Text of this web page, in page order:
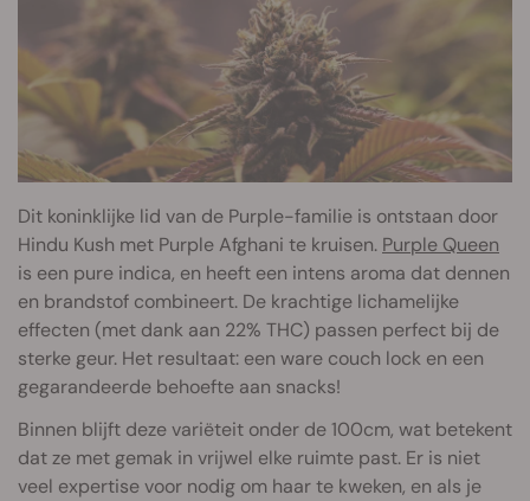
Dit koninklijke lid van de Purple-familie is ontstaan door
Hindu Kush met Purple Afghani te kruisen. Purple Queen
is een pure indica, en heeft een intens aroma dat dennen
en brandstof combineert. De krachtige lichamelijke
effecten (met dank aan 22% THC) passen perfect bij de
sterke geur. Het resultaat: een ware couch lock en een
gegarandeerde behoefte aan snacks!
Binnen blijft deze variëteit onder de 100cm, wat betekent
dat ze met gemak in vrijwel elke ruimte past. Er is niet
veel expertise voor nodig om haar te kweken, en als je